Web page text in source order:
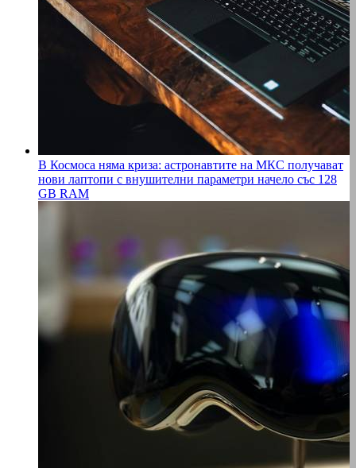
В Космоса няма криза: астронавтите на МКС получават
нови лаптопи с внушителни параметри начело със 128
GB RAM